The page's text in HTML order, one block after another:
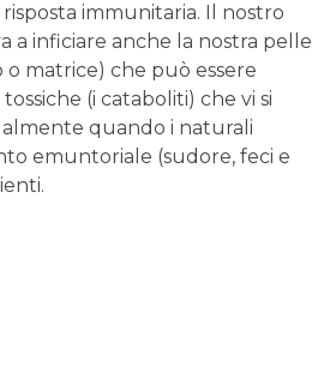
immunitaria. Il nostro
a inficiare anche la nostra pelle
matrice) che può essere
(i cataboliti) che vi si
quando i naturali
emuntoriale (sudore, feci e